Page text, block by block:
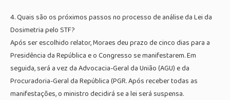
4. Quais são os próximos passos no processo de análise da Lei da
Dosimetria pelo STF?
Após ser escolhido relator, Moraes deu prazo de cinco dias para a
Presidência da República e o Congresso se manifestarem. Em
seguida, será a vez da Advocacia-Geral da União (AGU) e da
Procuradoria-Geral da República (PGR. Após receber todas as
manifestações, o ministro decidirá se a lei será suspensa.